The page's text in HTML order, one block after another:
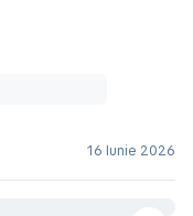
16 Iunie 2026